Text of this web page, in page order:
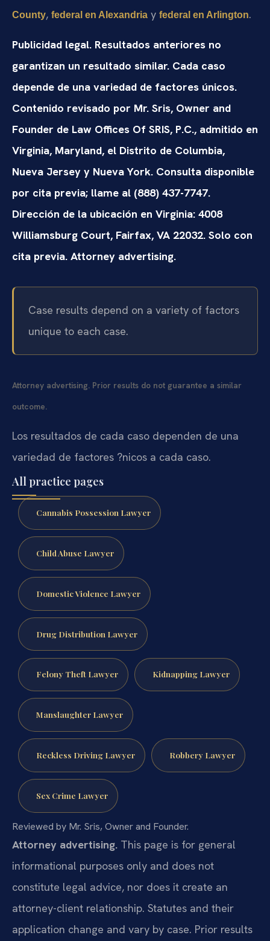
County, federal en Alexandria y federal en Arlington.
Publicidad legal. Resultados anteriores no
garantizan un resultado similar. Cada caso
depende de una variedad de factores únicos.
Contenido revisado por Mr. Sris, Owner and
Founder de Law Offices Of SRIS, P.C., admitido en
Virginia, Maryland, el Distrito de Columbia,
Nueva Jersey y Nueva York. Consulta disponible
por cita previa; llame al (888) 437-7747.
Dirección de la ubicación en Virginia: 4008
Williamsburg Court, Fairfax, VA 22032. Solo con
cita previa. Attorney advertising.
Case results depend on a variety of factors
unique to each case.
Attorney advertising. Prior results do not guarantee a similar
outcome.
Los resultados de cada caso dependen de una
variedad de factores ?nicos a cada caso.
All practice pages
Cannabis Possession Lawyer
Child Abuse Lawyer
Domestic Violence Lawyer
Drug Distribution Lawyer
Felony Theft Lawyer Kidnapping Lawyer
Manslaughter Lawyer
Reckless Driving Lawyer Robbery Lawyer
Sex Crime Lawyer
Reviewed by Mr. Sris, Owner and Founder.
Attorney advertising. This page is for general
informational purposes only and does not
constitute legal advice, nor does it create an
attorney-client relationship. Statutes and their
application change and vary by case. Prior results